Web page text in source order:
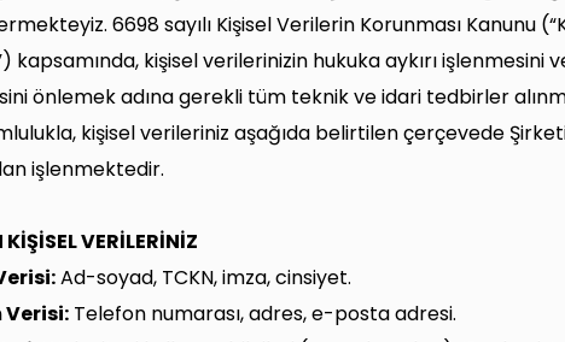
6698 sayılı Kişisel Verilerin Korunması Kanunu
kapsamında, kişisel verilerinizin hukuka aykırı işlenmesini
önlemek adına gerekli tüm teknik ve idari tedbirler
kişisel verileriniz aşağıda belirtilen çerçevede
işlenmektedir.
KİŞİSEL VERİLERİNİZ
Ad-soyad, TCKN, imza, cinsiyet.
Telefon numarası, adres, e-posta adresi.